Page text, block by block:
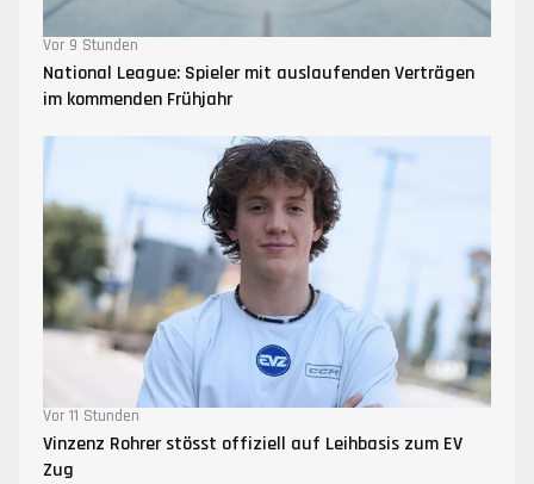
Vor 9 Stunden
National League: Spieler mit auslaufenden Verträgen
im kommenden Frühjahr
Vor 11 Stunden
Vinzenz Rohrer stösst offiziell auf Leihbasis zum EV
Zug